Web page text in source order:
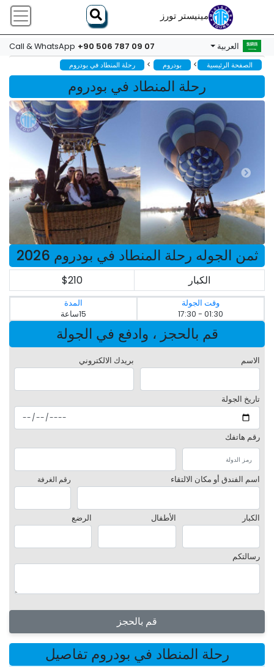
مينيستر تورز
العربية Call & WhatsApp +90 506 787 09 07
الصفحة الرئيسية > بودروم > رحلة المنطاد في بودروم
رحلة المنطاد في بودروم
ثمن الجوله رحلة المنطاد في بودروم 2026
الكبار $210
وقت الجولة
01:30 - 17:30
المدة
15ساعة
قم بالحجز ، وادفع في الجولة
الاسم بريدك الالكتروني
تاريخ الجولة
رقم هاتفك
اسم الفندق أو مكان الالتقاء رقم الغرفة
الكبار الأطفال الرضع
رسالتكم
قم بالحجز
رحلة المنطاد في بودروم تفاصيل